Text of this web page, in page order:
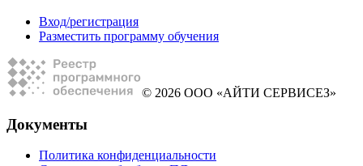
Вход/регистрация
Разместить программу обучения
© 2026 ООО «АЙТИ СЕРВИСЕЗ»
Документы
Политика конфиденциальности